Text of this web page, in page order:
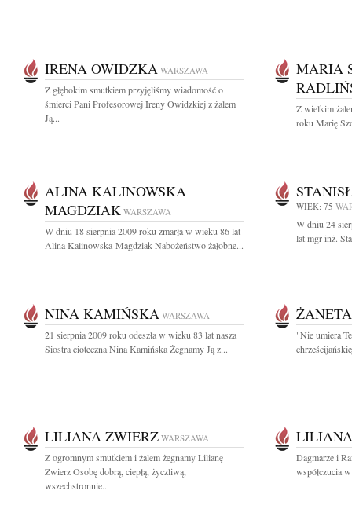
IRENA OWIDZKA WARSZAWA
Z głębokim smutkiem przyjęliśmy wiadomość o
śmierci Pani Profesorowej Ireny Owidzkiej z żalem
Ją...
MARIA
Z wielkim
roku Marię
ALINA KALINOWSKA
MAGDZIAK WARSZAWA
W dniu 18 sierpnia 2009 roku zmarła w wieku 86 lat
Alina Kalinowska-Magdziak Nabożeństwo żałobne...
WIEK: 75
W dniu 24
lat mgr inż.
NINA KAMIŃSKA WARSZAWA
21 sierpnia 2009 roku odeszła w wieku 83 lat nasza
Siostra cioteczna Nina Kamińska Żegnamy Ją z...
"Nie umiera
LILIANA ZWIERZ WARSZAWA
Z ogromnym smutkiem i żalem żegnamy Lilianę
Zwierz Osobę dobrą, ciepłą, życzliwą,
wszechstronnie...
Dagmarze i
współczucia